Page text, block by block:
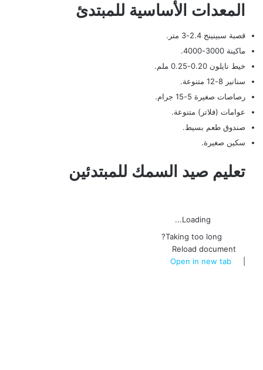
المعدات الأساسية للمبتدئ
قصبة سبينينج 2.4-3 متر.
ماكينة 3000-4000.
خيط نايلون 0.20-0.25 ملم.
سنانير 8-12 متنوعة.
رصاصات صغيرة 5-15 جرام.
عوامات (فلاتر) متنوعة.
صندوق طعم بسيط.
سكين صغيرة.
تعليم صيد السمك للمبتدئين
Loading...
Taking too long?